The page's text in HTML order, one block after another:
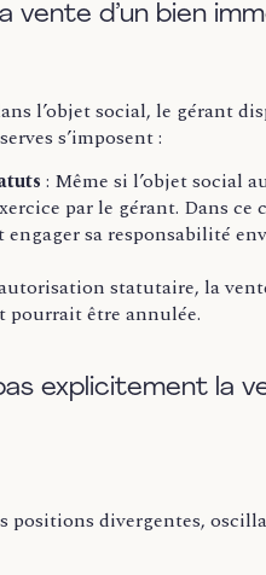
vente d’un bien
l’objet social, le gérant
s’imposent :
: Même si l’objet social
par le gérant. Dans ce
sa responsabilité
statutaire, la
pourrait être annulée.
explicitement la
positions divergentes,